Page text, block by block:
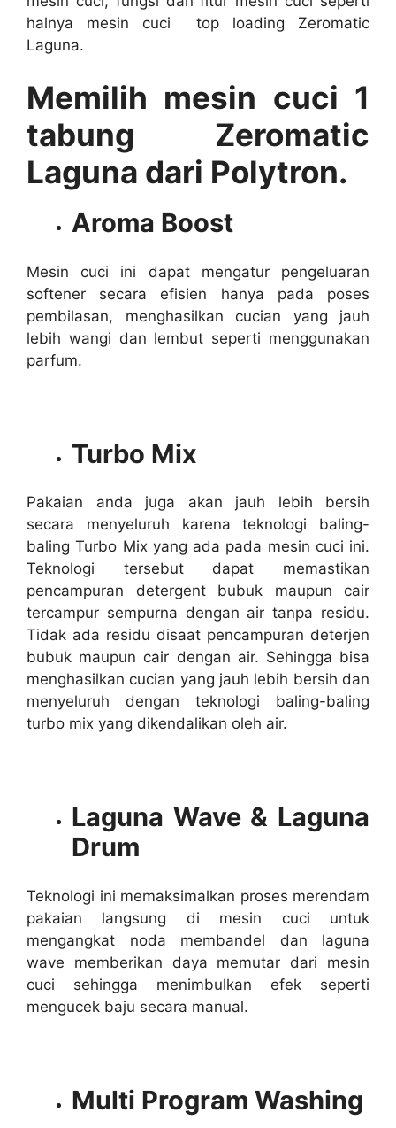
halnya mesin cuci top loading Zeromatic
Laguna.
Memilih mesin cuci 1
tabung Zeromatic
Laguna dari Polytron.
Aroma Boost
Mesin cuci ini dapat mengatur pengeluaran
softener secara efisien hanya pada poses
pembilasan, menghasilkan cucian yang jauh
lebih wangi dan lembut seperti menggunakan
parfum.
Turbo Mix
Pakaian anda juga akan jauh lebih bersih
secara menyeluruh karena teknologi baling-
baling Turbo Mix yang ada pada mesin cuci ini.
Teknologi tersebut dapat memastikan
pencampuran detergent bubuk maupun cair
tercampur sempurna dengan air tanpa residu.
Tidak ada residu disaat pencampuran deterjen
bubuk maupun cair dengan air. Sehingga bisa
menghasilkan cucian yang jauh lebih bersih dan
menyeluruh dengan teknologi baling-baling
turbo mix yang dikendalikan oleh air.
Laguna Wave & Laguna
Drum
Teknologi ini memaksimalkan proses merendam
pakaian langsung di mesin cuci untuk
mengangkat noda membandel dan laguna
wave memberikan daya memutar dari mesin
cuci sehingga menimbulkan efek seperti
mengucek baju secara manual.
Multi Program Washing